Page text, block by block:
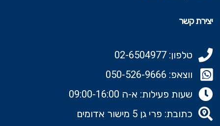
יצירת קשר
טלפון: 02-6504977
ווצאפ: 050-526-9666‬
שעות פעילות: א-ה 09:00-16:00
כתובת: פרי גן 5 מישור אדומים